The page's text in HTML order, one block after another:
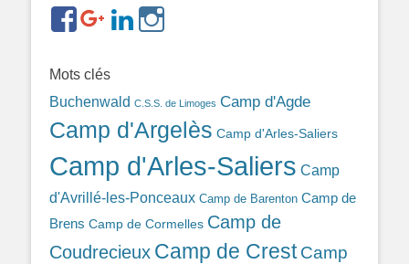
https://www.facebook.com/groups/
ref=br_rs
https://plus.google.com/b/
https://www.linkedin.com/in/gigi-
bonin-
Mots clés
Buchenwald C.S.S. de Limoges Camp d'Agde
Camp d'Argelès Camp d'Arles-Saliers
Camp d'Arles-Saliers Camp
d'Avrillé-les-Ponceaux Camp de Barenton Camp de
Brens Camp de Cormelles Camp de
Coudrecieux Camp de Crest Camp